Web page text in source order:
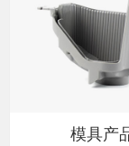
模具产